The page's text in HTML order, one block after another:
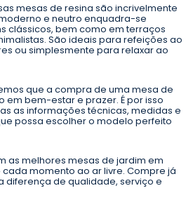
mesas de resina são incrivelmente
e neutro enquadra-se
clássicos, bem como em terraços
São ideais para refeições ao
ou simplesmente para relaxar ao
que a compra de uma mesa de
em bem-estar e prazer. É por isso
as informações técnicas, medidas e
possa escolher o modelo perfeito
as melhores mesas de jardim em
momento ao ar livre. Compre já
diferença de qualidade, serviço e